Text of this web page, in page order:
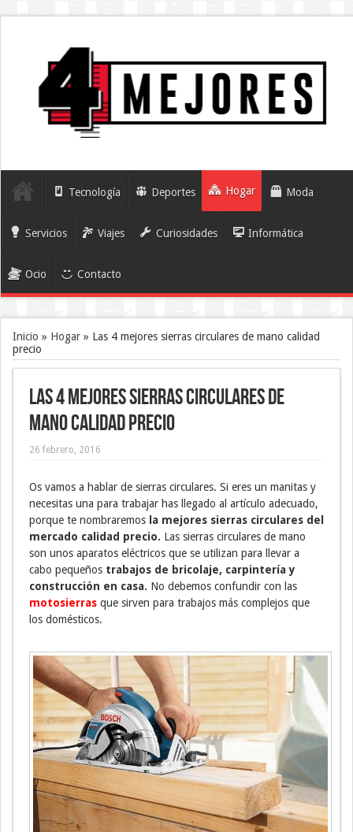
Tecnología Deportes Hogar Moda
Servicios Viajes Curiosidades Informática
Ocio Contacto
Inicio » Hogar » Las 4 mejores sierras circulares de mano calidad
precio
Las 4 mejores sierras circulares de
mano calidad precio
26 febrero, 2016
Os vamos a hablar de sierras circulares. Si eres un manitas y
necesitas una para trabajar has llegado al artículo adecuado,
porque te nombraremos la mejores sierras circulares del
mercado calidad precio. Las sierras circulares de mano
son unos aparatos eléctricos que se utilizan para llevar a
cabo pequeños trabajos de bricolaje, carpintería y
construcción en casa. No debemos confundir con las
motosierras que sirven para trabajos más complejos que
los domésticos.